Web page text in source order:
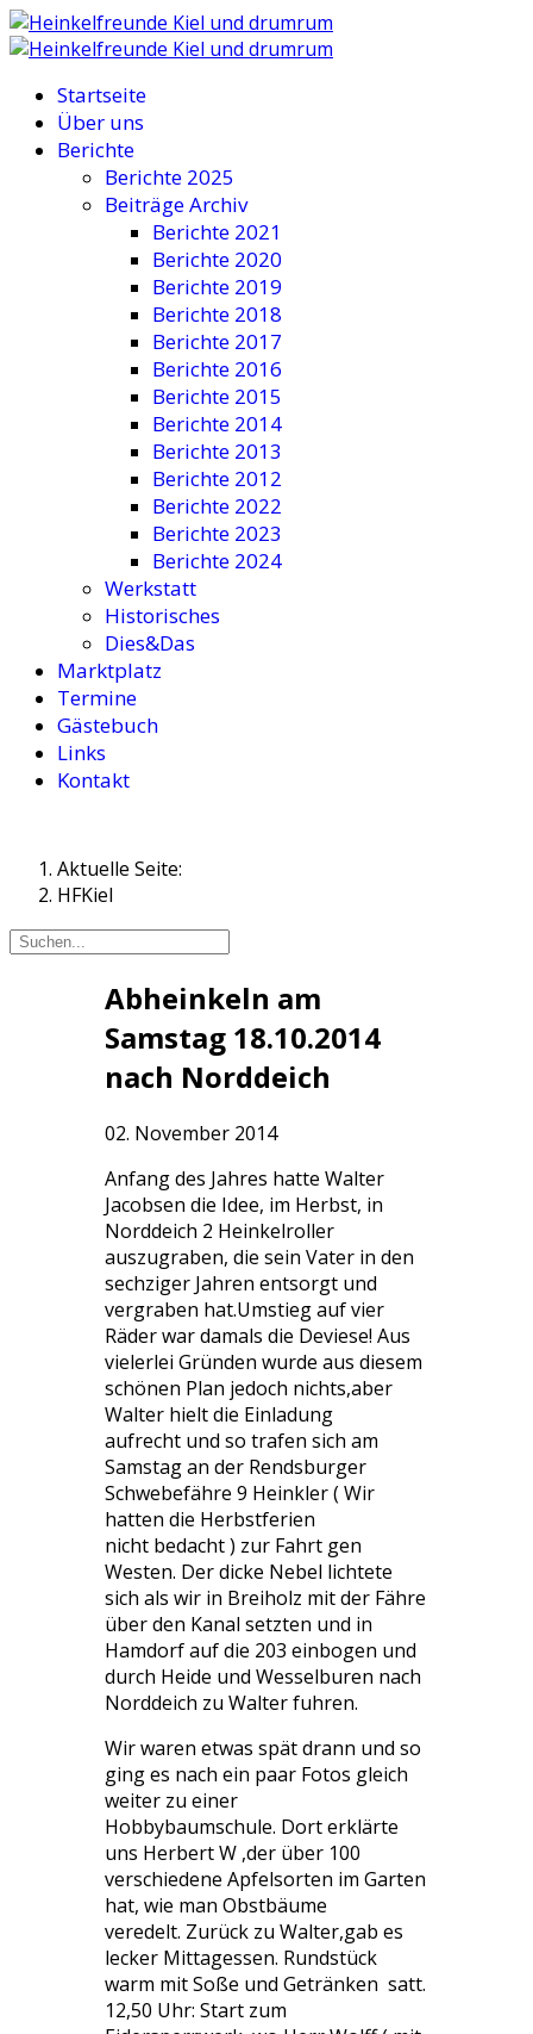
Startseite
Über uns
Berichte
Berichte 2025
Beiträge Archiv
Berichte 2021
Berichte 2020
Berichte 2019
Berichte 2018
Berichte 2017
Berichte 2016
Berichte 2015
Berichte 2014
Berichte 2013
Berichte 2012
Berichte 2022
Berichte 2023
Berichte 2024
Werkstatt
Historisches
Dies&Das
Marktplatz
Termine
Gästebuch
Links
Kontakt
Aktuelle Seite:
HFKiel
Abheinkeln am
Samstag 18.10.2014
nach Norddeich
02. November 2014
Anfang des Jahres hatte Walter
Jacobsen die Idee, im Herbst, in
Norddeich 2 Heinkelroller
auszugraben, die sein Vater in den
sechziger Jahren entsorgt und
vergraben hat.Umstieg auf vier
Räder war damals die Deviese! Aus
vielerlei Gründen wurde aus diesem
schönen Plan jedoch nichts,aber
Walter hielt die Einladung
aufrecht und so trafen sich am
Samstag an der Rendsburger
Schwebefähre 9 Heinkler ( Wir
hatten die Herbstferien
nicht bedacht ) zur Fahrt gen
Westen. Der dicke Nebel lichtete
sich als wir in Breiholz mit der Fähre
über den Kanal setzten und in
Hamdorf auf die 203 einbogen und
durch Heide und Wesselburen nach
Norddeich zu Walter fuhren.
Wir waren etwas spät drann und so
ging es nach ein paar Fotos gleich
weiter zu einer
Hobbybaumschule. Dort erklärte
uns Herbert W ,der über 100
verschiedene Apfelsorten im Garten
hat, wie man Obstbäume
veredelt. Zurück zu Walter,gab es
lecker Mittagessen. Rundstück
warm mit Soße und Getränken satt.
12,50 Uhr: Start zum